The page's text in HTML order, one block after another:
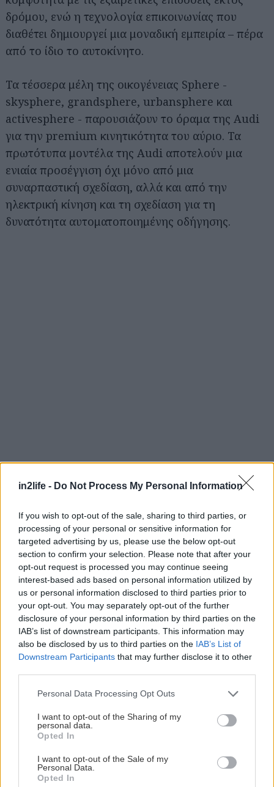
in2life - Do Not Process My Personal Information
If you wish to opt-out of the sale, sharing to third parties, or
processing of your personal or sensitive information for
targeted advertising by us, please use the below opt-out
section to confirm your selection. Please note that after your
opt-out request is processed you may continue seeing
interest-based ads based on personal information utilized by
us or personal information disclosed to third parties prior to
your opt-out. You may separately opt-out of the further
disclosure of your personal information by third parties on the
IAB’s list of downstream participants. This information may
also be disclosed by us to third parties on the IAB’s List of
Downstream Participants that may further disclose it to other
Please note that this website/app uses one or more Google
not limited to your visit or usage behaviour. You may click to
grant or deny consent to Google and its third-party tags to
use your data for below specified purposes in below Google
consent section.
Personal Data Processing Opt Outs
I want to opt-out of the Sharing of my
personal data.
Opted In
I want to opt-out of the Sale of my
Personal Data.
Opted In
δρόμου, ενώ η τεχνολογία επικοινωνίας που
διαθέτει δημιουργεί μια μοναδική εμπειρία – πέρα
από το ίδιο το αυτοκίνητο.
Τα τέσσερα μέλη της οικογένειας Sphere -
skysphere, grandsphere, urbansphere και
activesphere - παρουσιάζουν το όραμα της Audi
για την premium κινητικότητα του αύριο. Τα
πρωτότυπα μοντέλα της Audi αποτελούν μια
ενιαία προσέγγιση όχι μόνο από μια
συναρπαστική σχεδίαση, αλλά και από την
ηλεκτρική κίνηση και τη σχεδίαση για τη
δυνατότητα αυτοματοποιημένης οδήγησης.
Διαβάστε επίσης